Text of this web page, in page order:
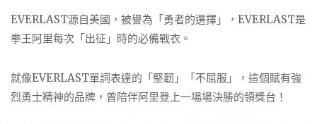
EVERLAST源自美國，被譽為「勇者的選擇」，EVERLAST是
拳王阿里每次「出征」時的必備戰衣。
就像EVERLAST單詞表達的「堅韌」「不屈服」，這個賦有強
烈勇士精神的品牌，曾陪伴阿里登上一場場決勝的領獎台！